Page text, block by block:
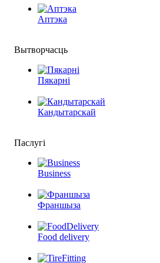
Аптэка
Вытворчасць
Пякарні
Кандытарскай
Паслугі
Business
Франшыза
Food delivery